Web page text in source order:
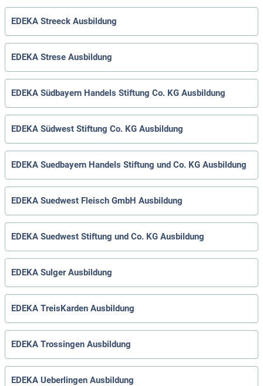
EDEKA Streeck Ausbildung
EDEKA Strese Ausbildung
EDEKA Südbayern Handels Stiftung Co. KG Ausbildung
EDEKA Südwest Stiftung Co. KG Ausbildung
EDEKA Suedbayern Handels Stiftung und Co. KG Ausbildung
EDEKA Suedwest Fleisch GmbH Ausbildung
EDEKA Suedwest Stiftung und Co. KG Ausbildung
EDEKA Sulger Ausbildung
EDEKA TreisKarden Ausbildung
EDEKA Trossingen Ausbildung
EDEKA Ueberlingen Ausbildung